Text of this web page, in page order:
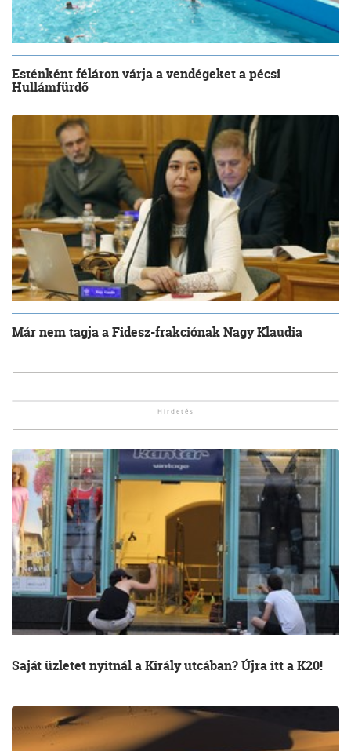
Esténként féláron várja a vendégeket a pécsi
Hullámfürdő
Már nem tagja a Fidesz-frakciónak Nagy Klaudia
Saját üzletet nyitnál a Király utcában? Újra itt a K20!